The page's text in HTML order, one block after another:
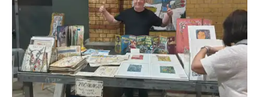
Kontakt
follow